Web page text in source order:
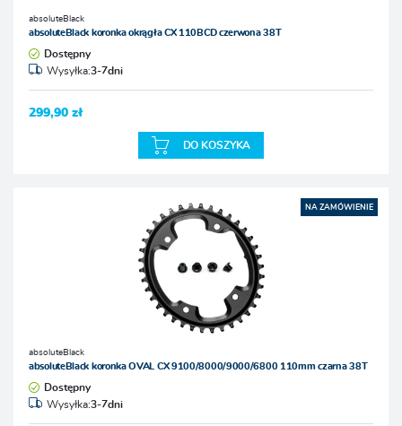
absoluteBlack
absoluteBlack koronka okrągła CX 110BCD czerwona 38T
Dostępny
Wysyłka:3-7dni
299,90 zł
DO KOSZYKA
NA ZAMÓWIENIE
absoluteBlack
absoluteBlack koronka OVAL CX 9100/8000/9000/6800 110mm czarna 38T
Dostępny
Wysyłka:3-7dni